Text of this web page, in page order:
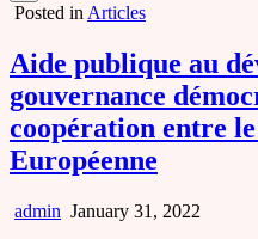
Posted in Articles
Aide publique au
gouvernance
coopération entre
Européenne
admin January 31, 2022